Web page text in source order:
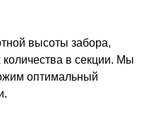
высоты забора,
в секции. Мы
оптимальный